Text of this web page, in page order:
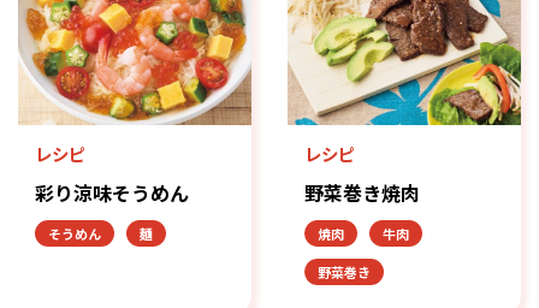
レシピ
彩り涼味そうめん
そうめん 麺
レシピ
野菜巻き焼肉
焼肉
牛肉
野菜巻き